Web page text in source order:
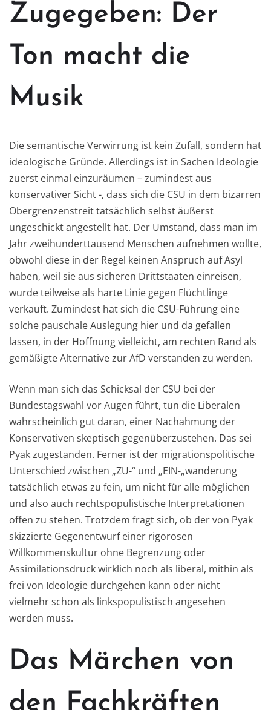
Zugegeben: Der
Ton macht die
Musik
Die semantische Verwirrung ist kein Zufall, sondern hat
ideologische Gründe. Allerdings ist in Sachen Ideologie
zuerst einmal einzuräumen – zumindest aus
konservativer Sicht -, dass sich die CSU in dem bizarren
Obergrenzenstreit tatsächlich selbst äußerst
ungeschickt angestellt hat. Der Umstand, dass man im
Jahr zweihunderttausend Menschen aufnehmen wollte,
obwohl diese in der Regel keinen Anspruch auf Asyl
haben, weil sie aus sicheren Drittstaaten einreisen,
wurde teilweise als harte Linie gegen Flüchtlinge
verkauft. Zumindest hat sich die CSU-Führung eine
solche pauschale Auslegung hier und da gefallen
lassen, in der Hoffnung vielleicht, am rechten Rand als
gemäßigte Alternative zur AfD verstanden zu werden.
Wenn man sich das Schicksal der CSU bei der
Bundestagswahl vor Augen führt, tun die Liberalen
wahrscheinlich gut daran, einer Nachahmung der
Konservativen skeptisch gegenüberzustehen. Das sei
Pyak zugestanden. Ferner ist der migrationspolitische
Unterschied zwischen „ZU-“ und „EIN-„wanderung
tatsächlich etwas zu fein, um nicht für alle möglichen
und also auch rechtspopulistische Interpretationen
offen zu stehen. Trotzdem fragt sich, ob der von Pyak
skizzierte Gegenentwurf einer rigorosen
Willkommenskultur ohne Begrenzung oder
Assimilationsdruck wirklich noch als liberal, mithin als
frei von Ideologie durchgehen kann oder nicht
vielmehr schon als linkspopulistisch angesehen
werden muss.
Das Märchen von
den Fachkräften